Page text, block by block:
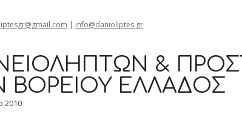
| info@danioliptes.gr
&
ΒΟΡΕΊΟΥ ΕΛΛΆΔΟΣ
2010